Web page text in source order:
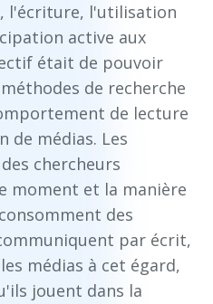
l'écriture, l'utilisation
active aux
était de pouvoir
de recherche
de lecture
de médias. Les
chercheurs
moment et la manière
des
par écrit,
médias à cet égard,
jouent dans la